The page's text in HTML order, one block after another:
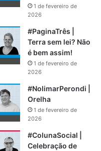
1 de fevereiro de
2026
#PaginaTrês |
Terra sem lei? Não
é bem assim!
1 de fevereiro de
2026
#NolimarPerondi |
Orelha
1 de fevereiro de
2026
#ColunaSocial |
Celebração de